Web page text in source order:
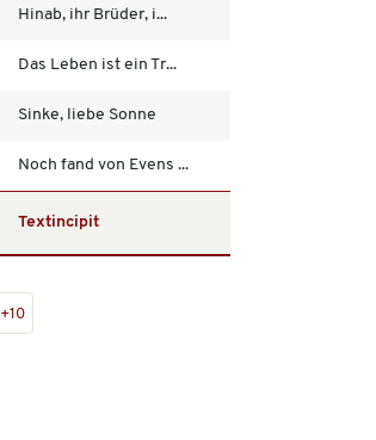
Hinab, ihr Brüder, i...
Das Leben ist ein Tr...
Sinke, liebe Sonne
Noch fand von Evens ...
Textincipit
+10